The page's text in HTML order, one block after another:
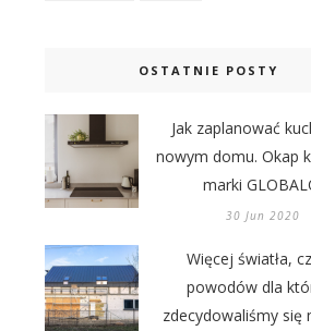
OSTATNIE POSTY
Jak zaplanować
nowym domu. Okap
marki
30 Jun 2020
Więcej światła,
powodów dla
zdecydowaliśmy się